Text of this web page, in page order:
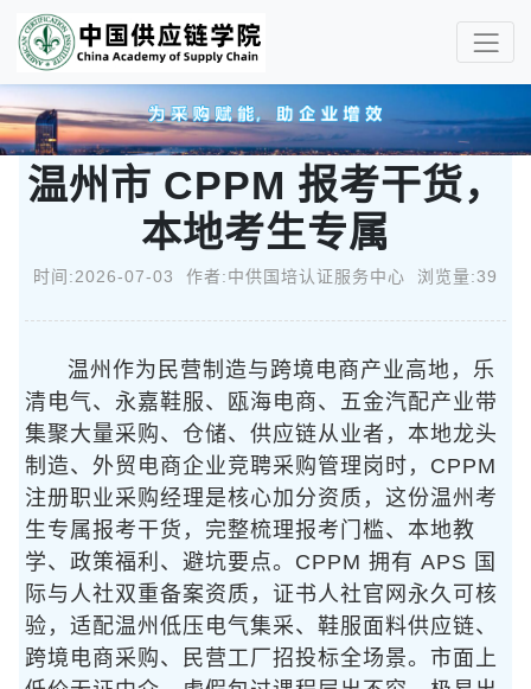
温州市 CPPM 报考干货，
本地考生专属
时间:2026-07-03 作者:中供国培认证服务中心 浏览量:39
温州作为民营制造与跨境电商产业高地，乐
清电气、永嘉鞋服、瓯海电商、五金汽配产业带
集聚大量采购、仓储、供应链从业者，本地龙头
制造、外贸电商企业竞聘采购管理岗时，CPPM
注册职业采购经理是核心加分资质，这份温州考
生专属报考干货，完整梳理报考门槛、本地教
学、政策福利、避坑要点。CPPM 拥有 APS 国
际与人社双重备案资质，证书人社官网永久可核
验，适配温州低压电气集采、鞋服面料供应链、
跨境电商采购、民营工厂招投标全场景。市面上